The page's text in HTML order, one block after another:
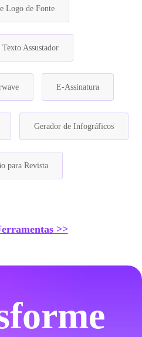
Logo de Fonte
Assustador
E-Assinatura
Gerador de Infográficos
para Revista
>>